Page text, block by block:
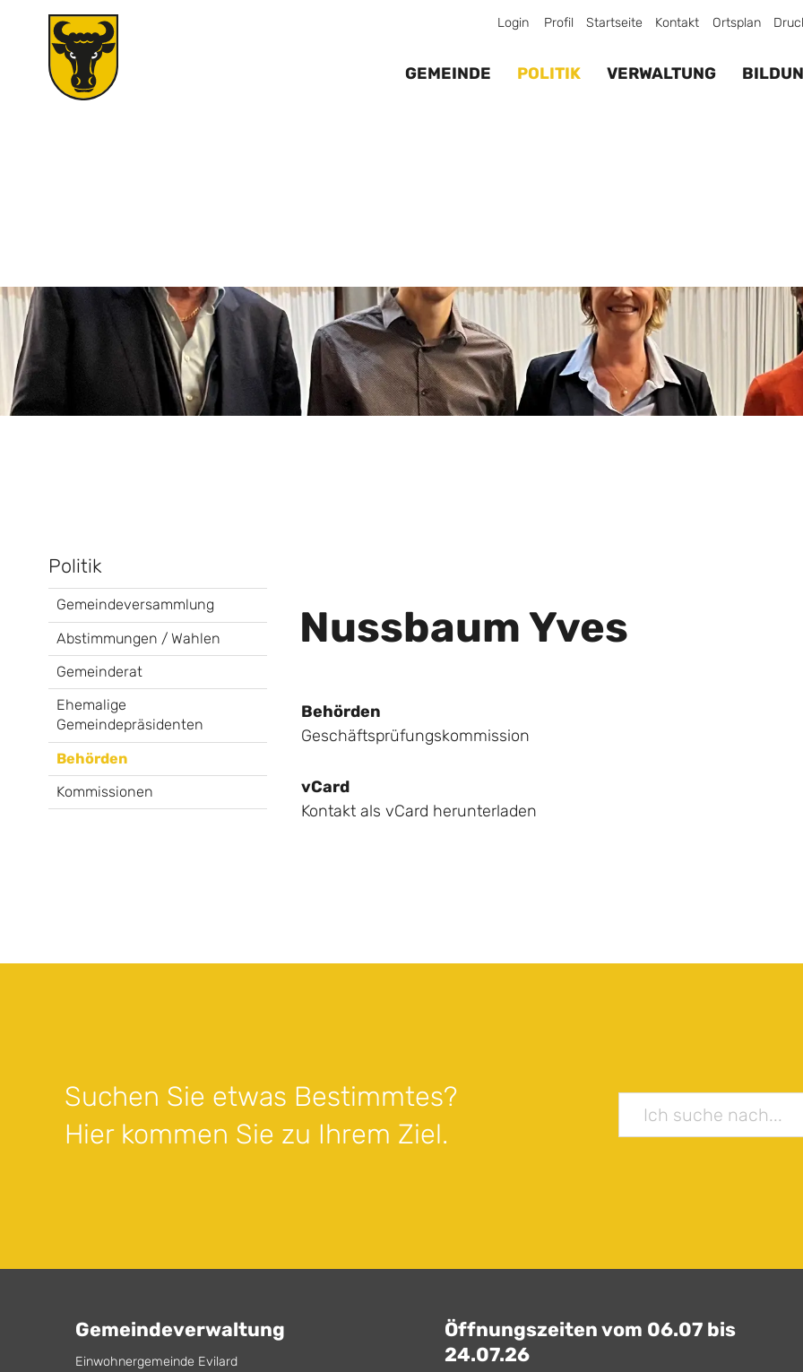
Profil Startseite Kontakt Ortsplan
Login
GEMEINDE POLITIK VERWALTUNG
Politik
Gemeindeversammlung
Abstimmungen / Wahlen
Gemeinderat
Ehemalige
Gemeindepräsidenten
Behörden
Kommissionen
Nussbaum Yves
Behörden
Geschäftsprüfungskommission
vCard
Kontakt als vCard herunterladen
Suchen Sie etwas Bestimmtes?
Hier kommen Sie zu Ihrem Ziel.
Gemeindeverwaltung
Einwohnergemeinde Evilard
Öffnungszeiten vom 06.07 bis
24.07.26